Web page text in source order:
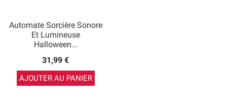
Automate Sorcière Sonore
Et Lumineuse
Halloween...
31,99 €
AJOUTER AU PANIER